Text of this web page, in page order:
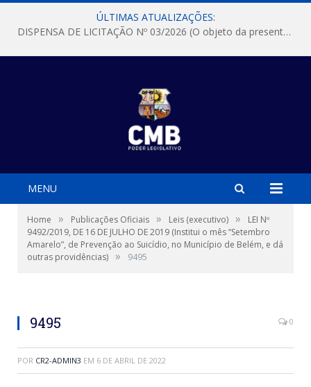
ÚLTIMAS ATUALIZAÇÕES:
DISPENSA DE LICITAÇÃO Nº 03/2026 (O objeto da presente dispensa é a escolha da proposta mais vantajosa para a aquisição, de aparelhos de ar condicionado, tipo Split, com material de instalação e fogão industrial, conforme condições, quantidades e exigências estabelecidas no termo de referencia e neste aviso de contratação direta e seus anexos)
MENU
Home » Publicações Oficiais » Leis (executivo) »
LEI Nº
9492/2019, DE 16 DE JULHO DE 2019 (Institui o mês “Setembro
Amarelo”, de Prevenção ao Suicídio, no Município de Belém, e dá
outras providências) » 9495
9495 0
POR CR2-ADMIN3 EM 6 DE ABRIL DE 2022